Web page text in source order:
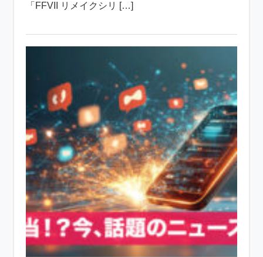
「FFVII リメイクシリ […]